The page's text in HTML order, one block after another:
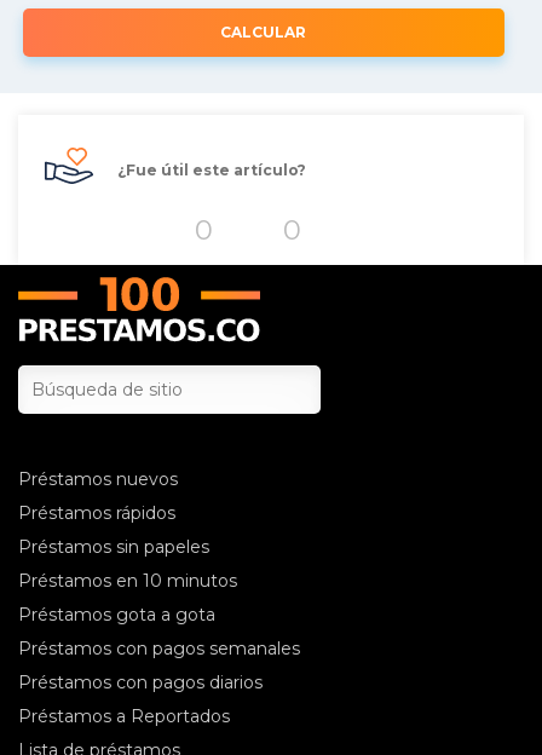
CALCULAR
¿Fue útil este artículo?
0 0
Préstamos nuevos
Préstamos rápidos
Préstamos sin papeles
Préstamos en 10 minutos
Préstamos gota a gota
Préstamos con pagos semanales
Préstamos con pagos diarios
Préstamos a Reportados
Lista de préstamos